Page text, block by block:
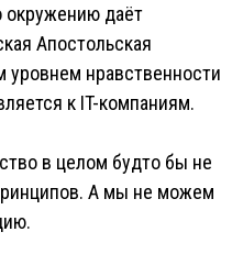
окружению даёт
Апостольская
уровнем нравственности
к IT-компаниям.
в целом будто бы не
А мы не можем